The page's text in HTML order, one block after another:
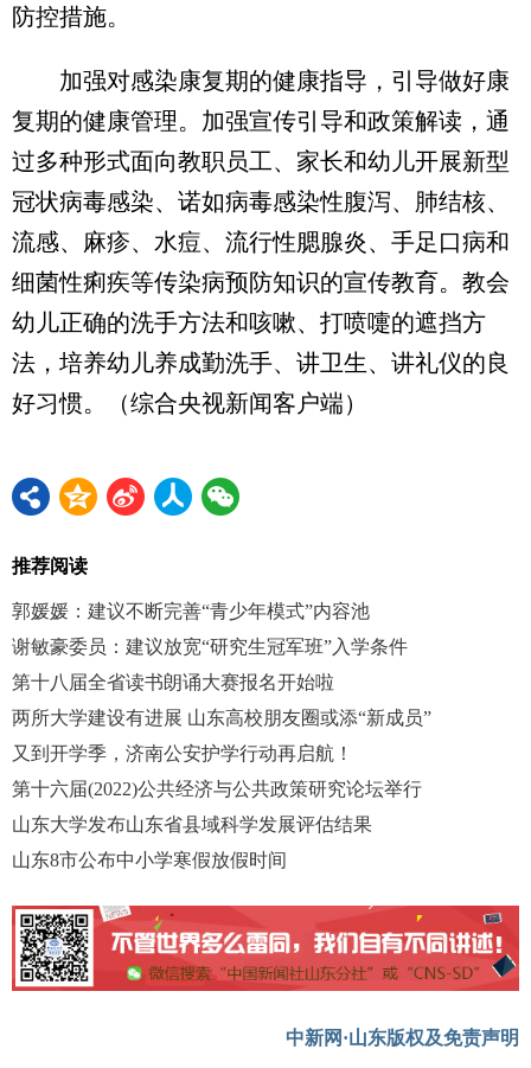
防控措施。
加强对感染康复期的健康指导，引导做好康
复期的健康管理。加强宣传引导和政策解读，通
过多种形式面向教职员工、家长和幼儿开展新型
冠状病毒感染、诺如病毒感染性腹泻、肺结核、
流感、麻疹、水痘、流行性腮腺炎、手足口病和
细菌性痢疾等传染病预防知识的宣传教育。教会
幼儿正确的洗手方法和咳嗽、打喷嚏的遮挡方
法，培养幼儿养成勤洗手、讲卫生、讲礼仪的良
好习惯。（综合央视新闻客户端）
推荐阅读
郭媛媛：建议不断完善“青少年模式”内容池
谢敏豪委员：建议放宽“研究生冠军班”入学条件
第十八届全省读书朗诵大赛报名开始啦
两所大学建设有进展 山东高校朋友圈或添“新成员”
又到开学季，济南公安护学行动再启航！
第十六届(2022)公共经济与公共政策研究论坛举行
山东大学发布山东省县域科学发展评估结果
山东8市公布中小学寒假放假时间
中新网·山东版权及免责声明